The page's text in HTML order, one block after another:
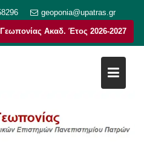
geoponia@upatras.gr
Ακαδ. Έτος 2026-2027